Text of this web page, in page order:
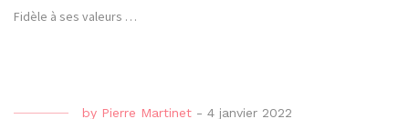
Fidèle à ses valeurs …
by Pierre Martinet - 4 janvier 2022